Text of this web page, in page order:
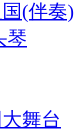
(伴奏)
琴
舞台